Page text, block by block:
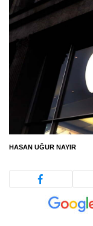
HASAN UĞUR NAYIR